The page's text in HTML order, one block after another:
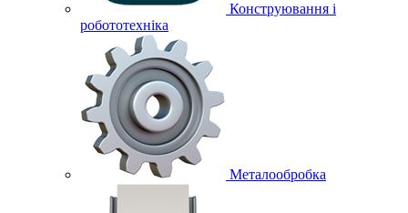
Конструювання і
робототехніка
Металообробка